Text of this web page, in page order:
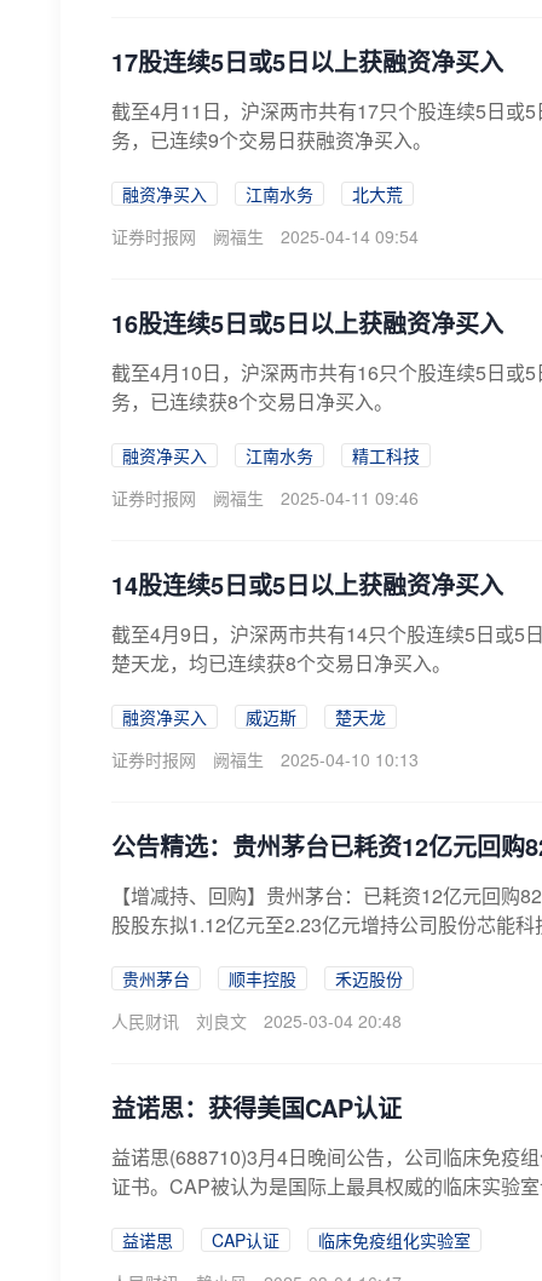
17股连续5日或5日以上获融资净买入
截至4月11日，沪深两市共有17只个股连续5日或
务，已连续9个交易日获融资净买入。
融资净买入 江南水务
北大荒
证券时报网
阙福生 2025-04-14 09:54
16股连续5日或5日以上获融资净买入
截至4月10日，沪深两市共有16只个股连续5日或
务，已连续获8个交易日净买入。
融资净买入 江南水务
精工科技
证券时报网
阙福生 2025-04-11 09:46
14股连续5日或5日以上获融资净买入
截至4月9日，沪深两市共有14只个股连续5日或5
楚天龙，均已连续获8个交易日净买入。
融资净买入 威迈斯
楚天龙
证券时报网
阙福生 2025-04-10 10:13
公告精选：贵州茅台已耗资12亿元回
【增减持、回购】贵州茅台：已耗资12亿元回购
股股东拟1.12亿元至2.23亿元增持公司股份芯能
贵州茅台 顺丰控股
禾迈股份
人民财讯
刘良文 2025-03-04 20:48
益诺思：获得美国CAP认证
益诺思(688710)3月4日晚间公告，公司临床免疫
证书。CAP被认为是国际上最具权威的临床实验
益诺思 CAP认证
临床免疫组化实验室